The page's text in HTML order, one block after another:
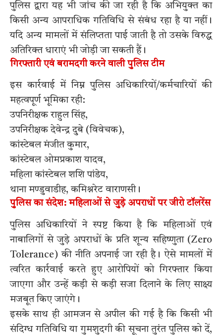
पुलिस द्वारा यह भी जांच की जा रही है कि अभियुक्त का
किसी अन्य आपराधिक गतिविधि से संबंध रहा है या नहीं।
यदि अन्य मामलों में संलिप्तता पाई जाती है तो उसके विरुद्ध
अतिरिक्त धाराएं भी जोड़ी जा सकती हैं।
गिरफ्तारी एवं बरामदगी करने वाली पुलिस टीम
इस कार्रवाई में निम्न पुलिस अधिकारियों/कर्मचारियों की
महत्वपूर्ण भूमिका रही:
उपनिरीक्षक राहुल सिंह,
उपनिरीक्षक देवेन्द्र दुबे (विवेचक),
कांस्टेबल मंजीत कुमार,
कांस्टेबल ओमप्रकाश यादव,
महिला कांस्टेबल शशि पांडेय,
थाना मण्डुवाडीह, कमिश्नरेट वाराणसी।
पुलिस का संदेश: महिलाओं से जुड़े अपराधों पर जीरो टॉलरेंस
पुलिस अधिकारियों ने स्पष्ट किया है कि महिलाओं एवं
नाबालिगों से जुड़े अपराधों के प्रति शून्य सहिष्णुता (Zero
Tolerance) की नीति अपनाई जा रही है। ऐसे मामलों में
त्वरित कार्रवाई करते हुए आरोपियों को गिरफ्तार किया
जाएगा और उन्हें कड़ी से कड़ी सजा दिलाने के लिए साक्ष्य
मजबूत किए जाएंगे।
इसके साथ ही आमजन से अपील की गई है कि किसी भी
संदिग्ध गतिविधि या गुमशुदगी की सूचना तुरंत पुलिस को दें,